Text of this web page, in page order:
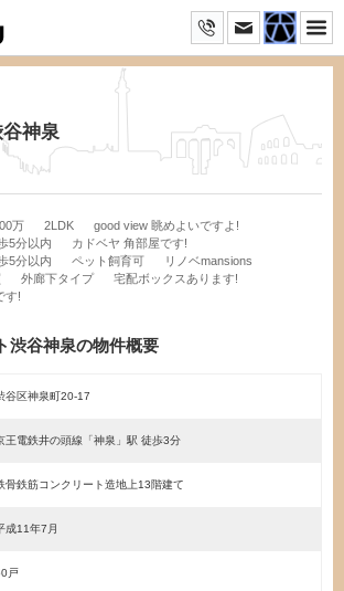
神泉
万 2LDK
good view 眺めよいですよ!
5分以内
カドベヤ 角部屋です!
5分以内
ペット飼育可
リノベmansions
外廊下タイプ
宅配ボックスあります!
す!
渋谷神泉の物件概要
谷区神泉町20-17
王電鉄井の頭線「神泉」駅 徒歩3分
骨鉄筋コンクリート造地上13階建て
成11年7月
戸